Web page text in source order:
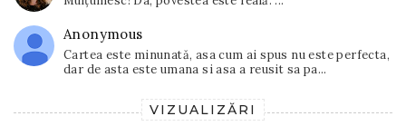
Anonymous
Cartea este minunată, asa cum ai spus nu este perfecta,
dar de asta este umana si asa a reusit sa pa...
VIZUALIZĂRI